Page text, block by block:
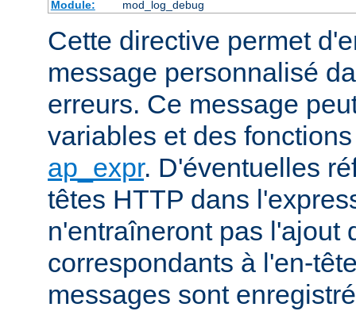
Module:
mod_log_debug
Cette directive permet
message personnalisé
erreurs. Ce message
variables et des
ap_expr. D'éventuelles
têtes HTTP dans
n'entraîneront pas l'ajout
correspondants à l'en-
messages sont